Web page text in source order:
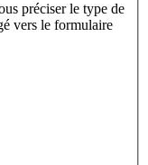
préciser le type de
vers le formulaire